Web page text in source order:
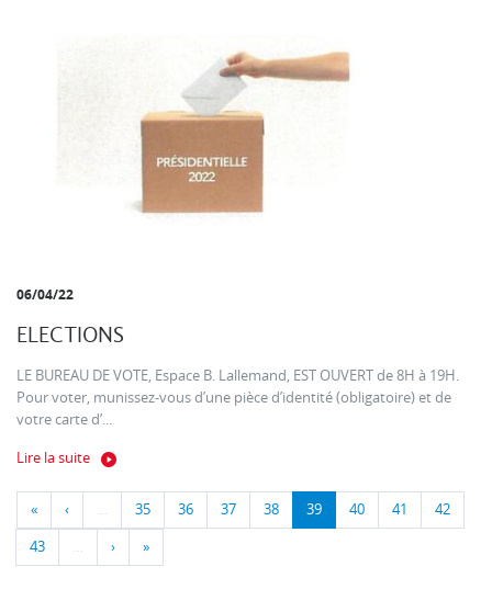
06/04/22
ELECTIONS
LE BUREAU DE VOTE, Espace B. Lallemand, EST OUVERT de 8H à 19H.
Pour voter, munissez-vous d’une pièce d’identité (obligatoire) et de
votre carte d’...
Lire la suite
« ‹ … 35 36 37 38 39 40 41 42
43 … › »